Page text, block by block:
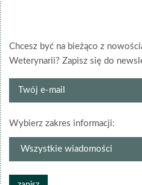
Chcesz być na bieżąco z
Weterynarii? Zapisz się do
Twój
Wybierz zakres informacji: